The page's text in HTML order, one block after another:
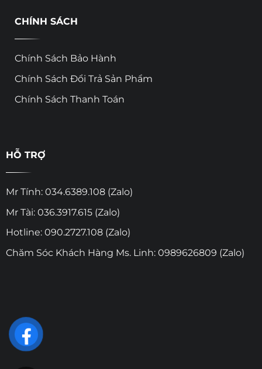
CHÍNH SÁCH
Chính Sách Bảo Hành
Chính Sách Đổi Trả Sản Phẩm
Chính Sách Thanh Toán
HỖ TRỢ
Mr Tính: 034.6389.108 (Zalo)
Mr Tài: 036.3917.615 (Zalo)
Hotline: 090.2727.108 (Zalo)
Chăm Sóc Khách Hàng Ms. Linh: 0989626809 (Zalo)